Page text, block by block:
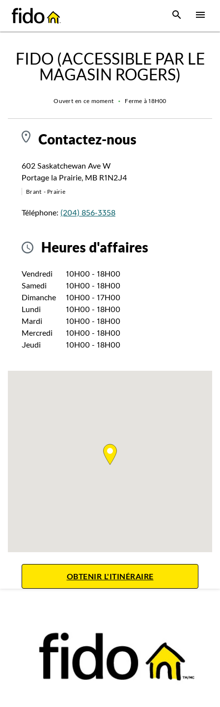
content
site map
Open
FIDO (ACCESSIBLE PAR LE
MAGASIN ROGERS)
Ouvert en ce moment • Ferme à 18H00
Contactez-nous
602 Saskatchewan Ave W
Portage la Prairie, MB R1N2J4
Brant - Prairie
Téléphone: (204) 856-3358
Heures d'affaires
Jour de la semaineHeures
Vendredi 10H00 - 18H00
Samedi
10H00 - 18H00
Dimanche
10H00 - 17H00
Lundi
10H00 - 18H00
Mardi
10H00 - 18H00
Mercredi
10H00 - 18H00
Jeudi
10H00 - 18H00
OBTENIR L'ITINÉRAIRELINK OPENS IN